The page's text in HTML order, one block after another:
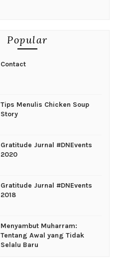
Popular
Contact
Tips Menulis Chicken Soup
Story
Gratitude Jurnal #DNEvents
2020
Gratitude Jurnal #DNEvents
2018
Menyambut Muharram:
Tentang Awal yang Tidak
Selalu Baru